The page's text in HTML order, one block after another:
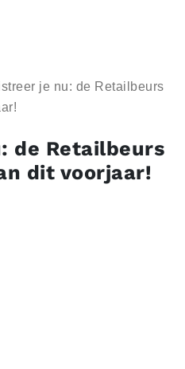
je nu: de Retailbeurs
de Retailbeurs
dit voorjaar!